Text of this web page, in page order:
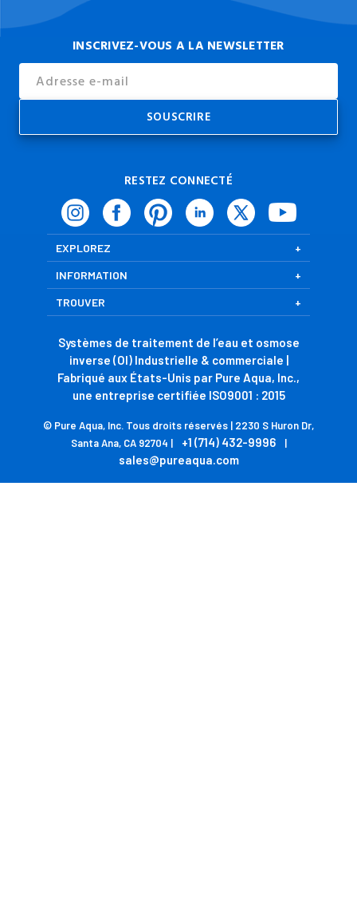
INSCRIVEZ-VOUS A LA NEWSLETTER
Address
RESTEZ CONNECTÉ
EXPLOREZ
INFORMATION
TROUVER
Systèmes de traitement de l’eau et osmose
inverse (OI) Industrielle & commerciale |
Fabriqué aux États-Unis par Pure Aqua, Inc.,
une entreprise certifiée ISO9001 : 2015
© Pure Aqua, Inc. Tous droits réservés | 2230 S Huron Dr,
Santa Ana, CA 92704 |
+1 (714) 432-9996 |
sales@pureaqua.com